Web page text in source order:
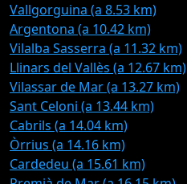
Vallgorguina (a 8.53 km)
Argentona (a 10.42 km)
Vilalba Sasserra (a 11.32 km)
Llinars del Vallès (a 12.67 km)
Vilassar de Mar (a 13.27 km)
Sant Celoni (a 13.44 km)
Cabrils (a 14.04 km)
Òrrius (a 14.16 km)
Cardedeu (a 15.61 km)